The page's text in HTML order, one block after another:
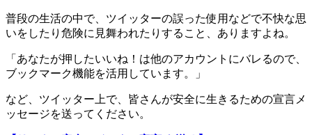
普段の生活の中で、ツイッターの誤った使用などで不快な思
いをしたり危険に見舞われたりすること、ありますよね。
「あなたが押したいいね！は他のアカウントにバレるので、
ブックマーク機能を活用しています。」
など、ツイッター上で、皆さんが安全に生きるための宣言メ
ッセージを送ってください。